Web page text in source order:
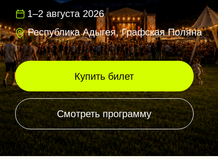
Смотреть программу
О фестивале
Большой
семейный
праздник в сердце
Адыгеи
Фестиваль объединяет родителей,
детей и подростков: сцена, квесты,
арт-объекты, спорт, гастрозоны,
фото-локации, мастер-классы и